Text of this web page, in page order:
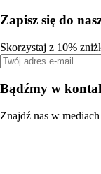
Zapisz się do
Skorzystaj z 10%
Bądźmy w
Znajdź nas w